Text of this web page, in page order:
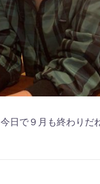
今日で９月も終わりだ